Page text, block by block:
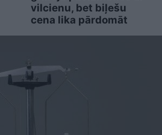
vilcienu, bet biļešu
cena lika pārdomāt